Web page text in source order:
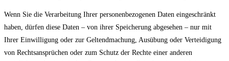
Wenn Sie die Verarbeitung Ihrer personenbezogenen Daten eingeschränkt
haben, dürfen diese Daten – von ihrer Speicherung abgesehen – nur mit
Ihrer Einwilligung oder zur Geltendmachung, Ausübung oder Verteidigung
von Rechtsansprüchen oder zum Schutz der Rechte einer anderen